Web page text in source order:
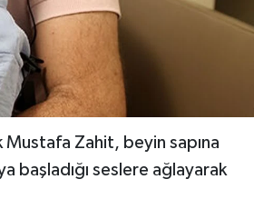
Zahit, beyin sapına
başladığı seslere ağlayarak